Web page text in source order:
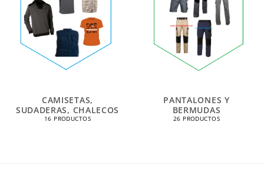
CAMISETAS,
SUDADERAS, CHALECOS
16 PRODUCTOS
PANTALONES Y
BERMUDAS
26 PRODUCTOS